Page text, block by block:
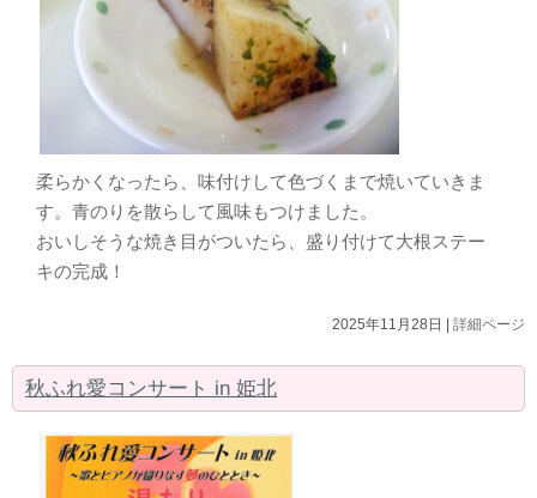
柔らかくなったら、味付けして色づくまで焼いていきま
す。青のりを散らして風味もつけました。
おいしそうな焼き目がついたら、盛り付けて大根ステー
キの完成！
2025年11月28日 | 詳細ページ
秋ふれ愛コンサート in 姫北